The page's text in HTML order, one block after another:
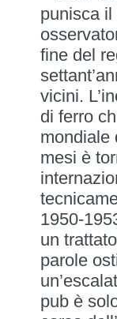
punisca
fine del
vicini.
di ferro
mondiale
mesi è
1950-
un
parole
pub è